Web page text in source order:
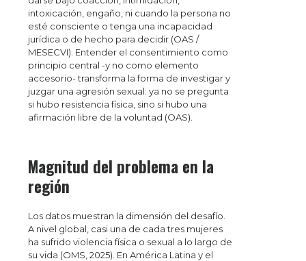
intoxicación, engaño, ni cuando la persona no
esté consciente o tenga una incapacidad
jurídica o de hecho para decidir (OAS /
MESECVI). Entender el consentimiento como
principio central -y no como elemento
accesorio- transforma la forma de investigar y
juzgar una agresión sexual: ya no se pregunta
si hubo resistencia física, sino si hubo una
afirmación libre de la voluntad (OAS).
Magnitud del problema en la
región
Los datos muestran la dimensión del desafío.
A nivel global, casi una de cada tres mujeres
ha sufrido violencia física o sexual a lo largo de
su vida (OMS, 2025). En América Latina y el